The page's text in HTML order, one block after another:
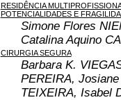
RESIDÊNCIA
POTENCIALIDADES E
Simone Flores
Catalina Aquino
CIRURGIA SEGURA
Barbara K.
PEREIRA,
TEIXEIRA, Isabel